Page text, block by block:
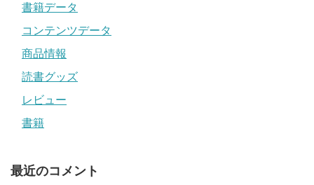
書籍データ
コンテンツデータ
商品情報
読書グッズ
レビュー
書籍
最近のコメント